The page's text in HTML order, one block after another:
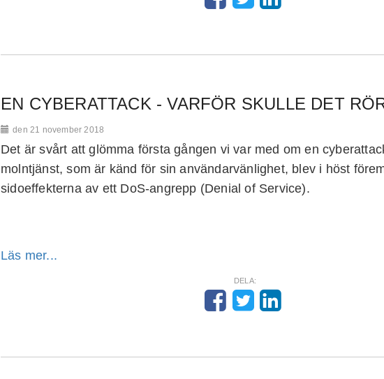
EN CYBERATTACK - VARFÖR SKULLE DET
den 21 november 2018
Det är svårt att glömma första gången vi var med om en
molntjänst, som är känd för sin användarvänlighet, blev i höst
sidoeffekterna av ett DoS-angrepp (Denial of Service).
Läs mer...
DELA: